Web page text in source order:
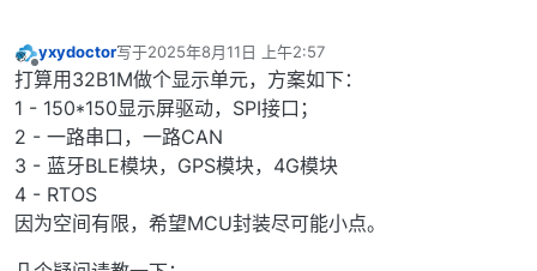
离线
yxydoctor写于2025年8月11日 上午2:57
最后由 编辑
打算用32B1M做个显示单元，方案如下：
1 - 150*150显示屏驱动，SPI接口；
2 - 一路串口，一路CAN
3 - 蓝牙BLE模块，GPS模块，4G模块
4 - RTOS
因为空间有限，希望MCU封装尽可能小点。